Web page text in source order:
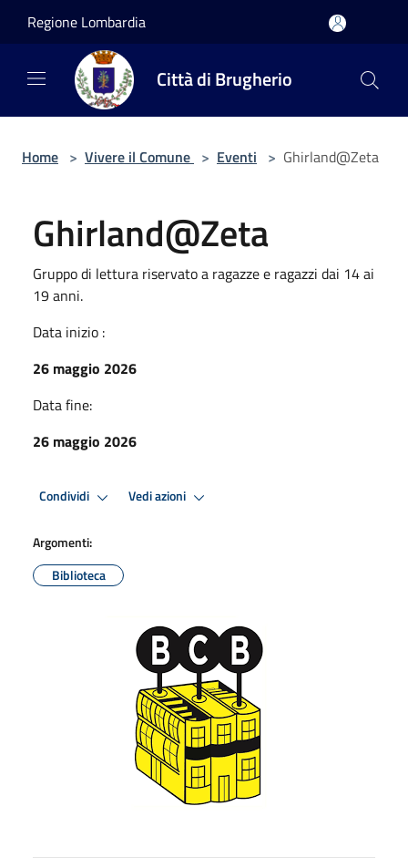
Regione Lombardia
Città di Brugherio
Home > Vivere il Comune > Eventi > Ghirland@Zeta
Ghirland@Zeta
Gruppo di lettura riservato a ragazze e ragazzi dai 14 ai
19 anni.
Data inizio :
26 maggio 2026
Data fine:
26 maggio 2026
Condividi Vedi azioni
Argomenti:
Biblioteca